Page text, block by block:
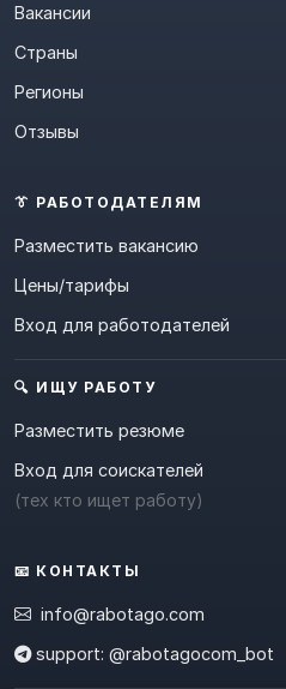
Вакансии
Страны
Регионы
Отзывы
👔 РАБОТОДАТЕЛЯМ
Разместить вакансию
Цены/тарифы
Вход для работодателей
🔍 ИЩУ РАБОТУ
Разместить резюме
Вход для соискателей
(тех кто ищет работу)
📧 КОНТАКТЫ
info@rabotago.com
support: @rabotagocom_bot